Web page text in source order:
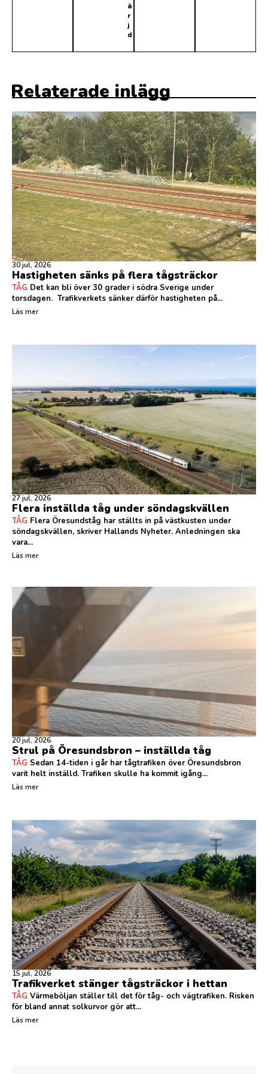
ä
r
j
d
Relaterade inlägg
30 jul, 2026
Hastigheten sänks på flera tågsträckor
TÅG Det kan bli över 30 grader i södra Sverige under
torsdagen. Trafikverkets sänker därför hastigheten på...
Läs mer
27 jul, 2026
Flera inställda tåg under söndagskvällen
TÅG Flera Öresundståg har ställts in på västkusten under
söndagskvällen, skriver Hallands Nyheter. Anledningen ska
vara...
Läs mer
20 jul, 2026
Strul på Öresundsbron – inställda tåg
TÅG Sedan 14-tiden i går har tågtrafiken över Öresundsbron
varit helt inställd. Trafiken skulle ha kommit igång...
Läs mer
15 jul, 2026
Trafikverket stänger tågsträckor i hettan
TÅG Värmeböljan ställer till det för tåg- och vägtrafiken. Risken
för bland annat solkurvor gör att...
Läs mer